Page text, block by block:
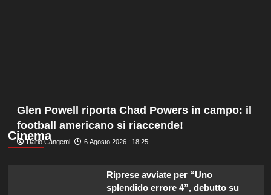
Cinema
Glen Powell riporta Chad Powers in campo: il
football americano si riaccende!
Dario Cangemi 6 Agosto 2026 : 18:25
Riprese avviate per “Uno
splendido errore 4”, debutto su